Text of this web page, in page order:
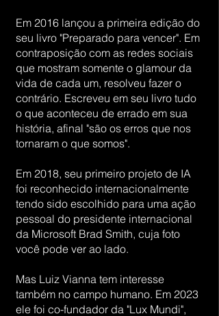
Em 2016 lançou a primeira edição do
seu livro "Preparado para vencer". Em
contraposição com as redes sociais
que mostram somente o glamour da
vida de cada um, resolveu fazer o
contrário. Escreveu em seu livro tudo
o que aconteceu de errado em sua
história, afinal "são os erros que nos
tornaram o que somos".
Em 2018, seu primeiro projeto de IA
foi reconhecido internacionalmente
tendo sido escolhido para uma ação
pessoal do presidente internacional
da Microsoft Brad Smith, cuja foto
você pode ver ao lado.
Mas Luiz Vianna tem interesse
também no campo humano. Em 2023
ele foi co-fundador da "Lux Mundi",